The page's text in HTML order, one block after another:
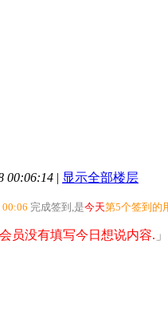
00:06:14 | 显示全部楼层
00:06 完成签到,是今天第5个签到的
员没有填写今日想说内容.